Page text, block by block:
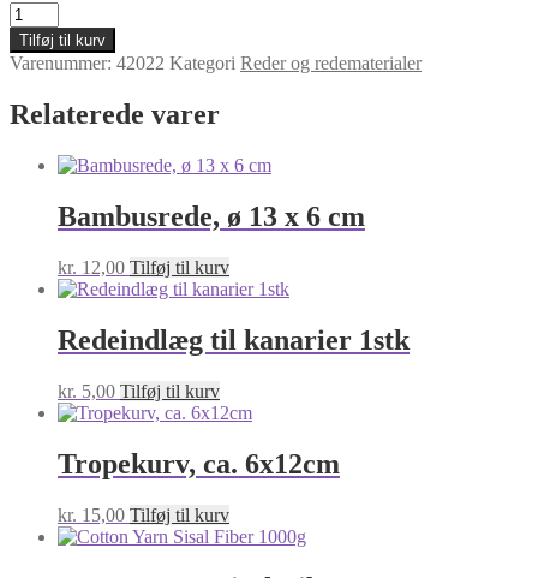
Kanariereder
9cm
antal
Tilføj til kurv
Varenummer: 42022 Kategori Reder og redematerialer
Relaterede varer
Bambusrede, ø 13 x 6 cm
kr. 12,00 Tilføj til kurv
Redeindlæg til kanarier 1stk
kr. 5,00 Tilføj til kurv
Tropekurv, ca. 6x12cm
kr. 15,00 Tilføj til kurv